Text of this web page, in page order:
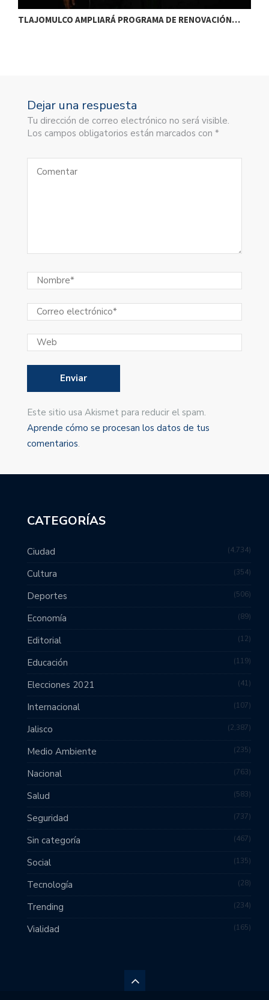
TLAJOMULCO AMPLIARÁ PROGRAMA DE RENOVACIÓN…
Dejar una respuesta
Tu dirección de correo electrónico no será visible.
Los campos obligatorios están marcados con *
Este sitio usa Akismet para reducir el spam.
Aprende cómo se procesan los datos de tus
comentarios.
CATEGORÍAS
Ciudad 4,734
Cultura 354
Deportes 506
Economía 89
Editorial 12
Educación 119
Elecciones 2021 41
Internacional 107
Jalisco 2,387
Medio Ambiente 235
Nacional 763
Salud 583
Seguridad 737
Sin categoría 467
Social 135
Tecnología 28
Trending 234
Vialidad 165